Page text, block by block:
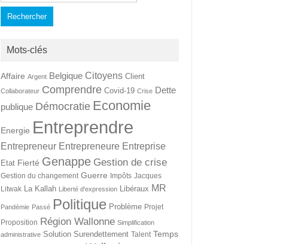
Mots-clés
Affaire Argent Belgique Citoyens Client
Collaborateur Comprendre Covid-19 Crise Dette
publique Démocratie Economie
Energie Entreprendre
Entrepreneur Entrepreneure Entreprise
Etat Fierté Genappe Gestion de crise
Gestion du changement Guerre Impôts Jacques
Litwak La Kallah Liberté d'expression Libéraux MR
Pandémie Passé Politique Problème Projet
Proposition Région Wallonne Simplification
administrative Solution Surendettement Talent Temps